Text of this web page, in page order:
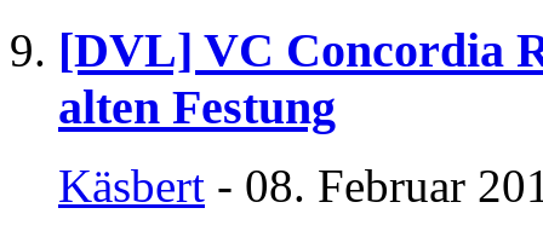
[DVL] VC Concordia
alten Festung
Käsbert - 08. Februar